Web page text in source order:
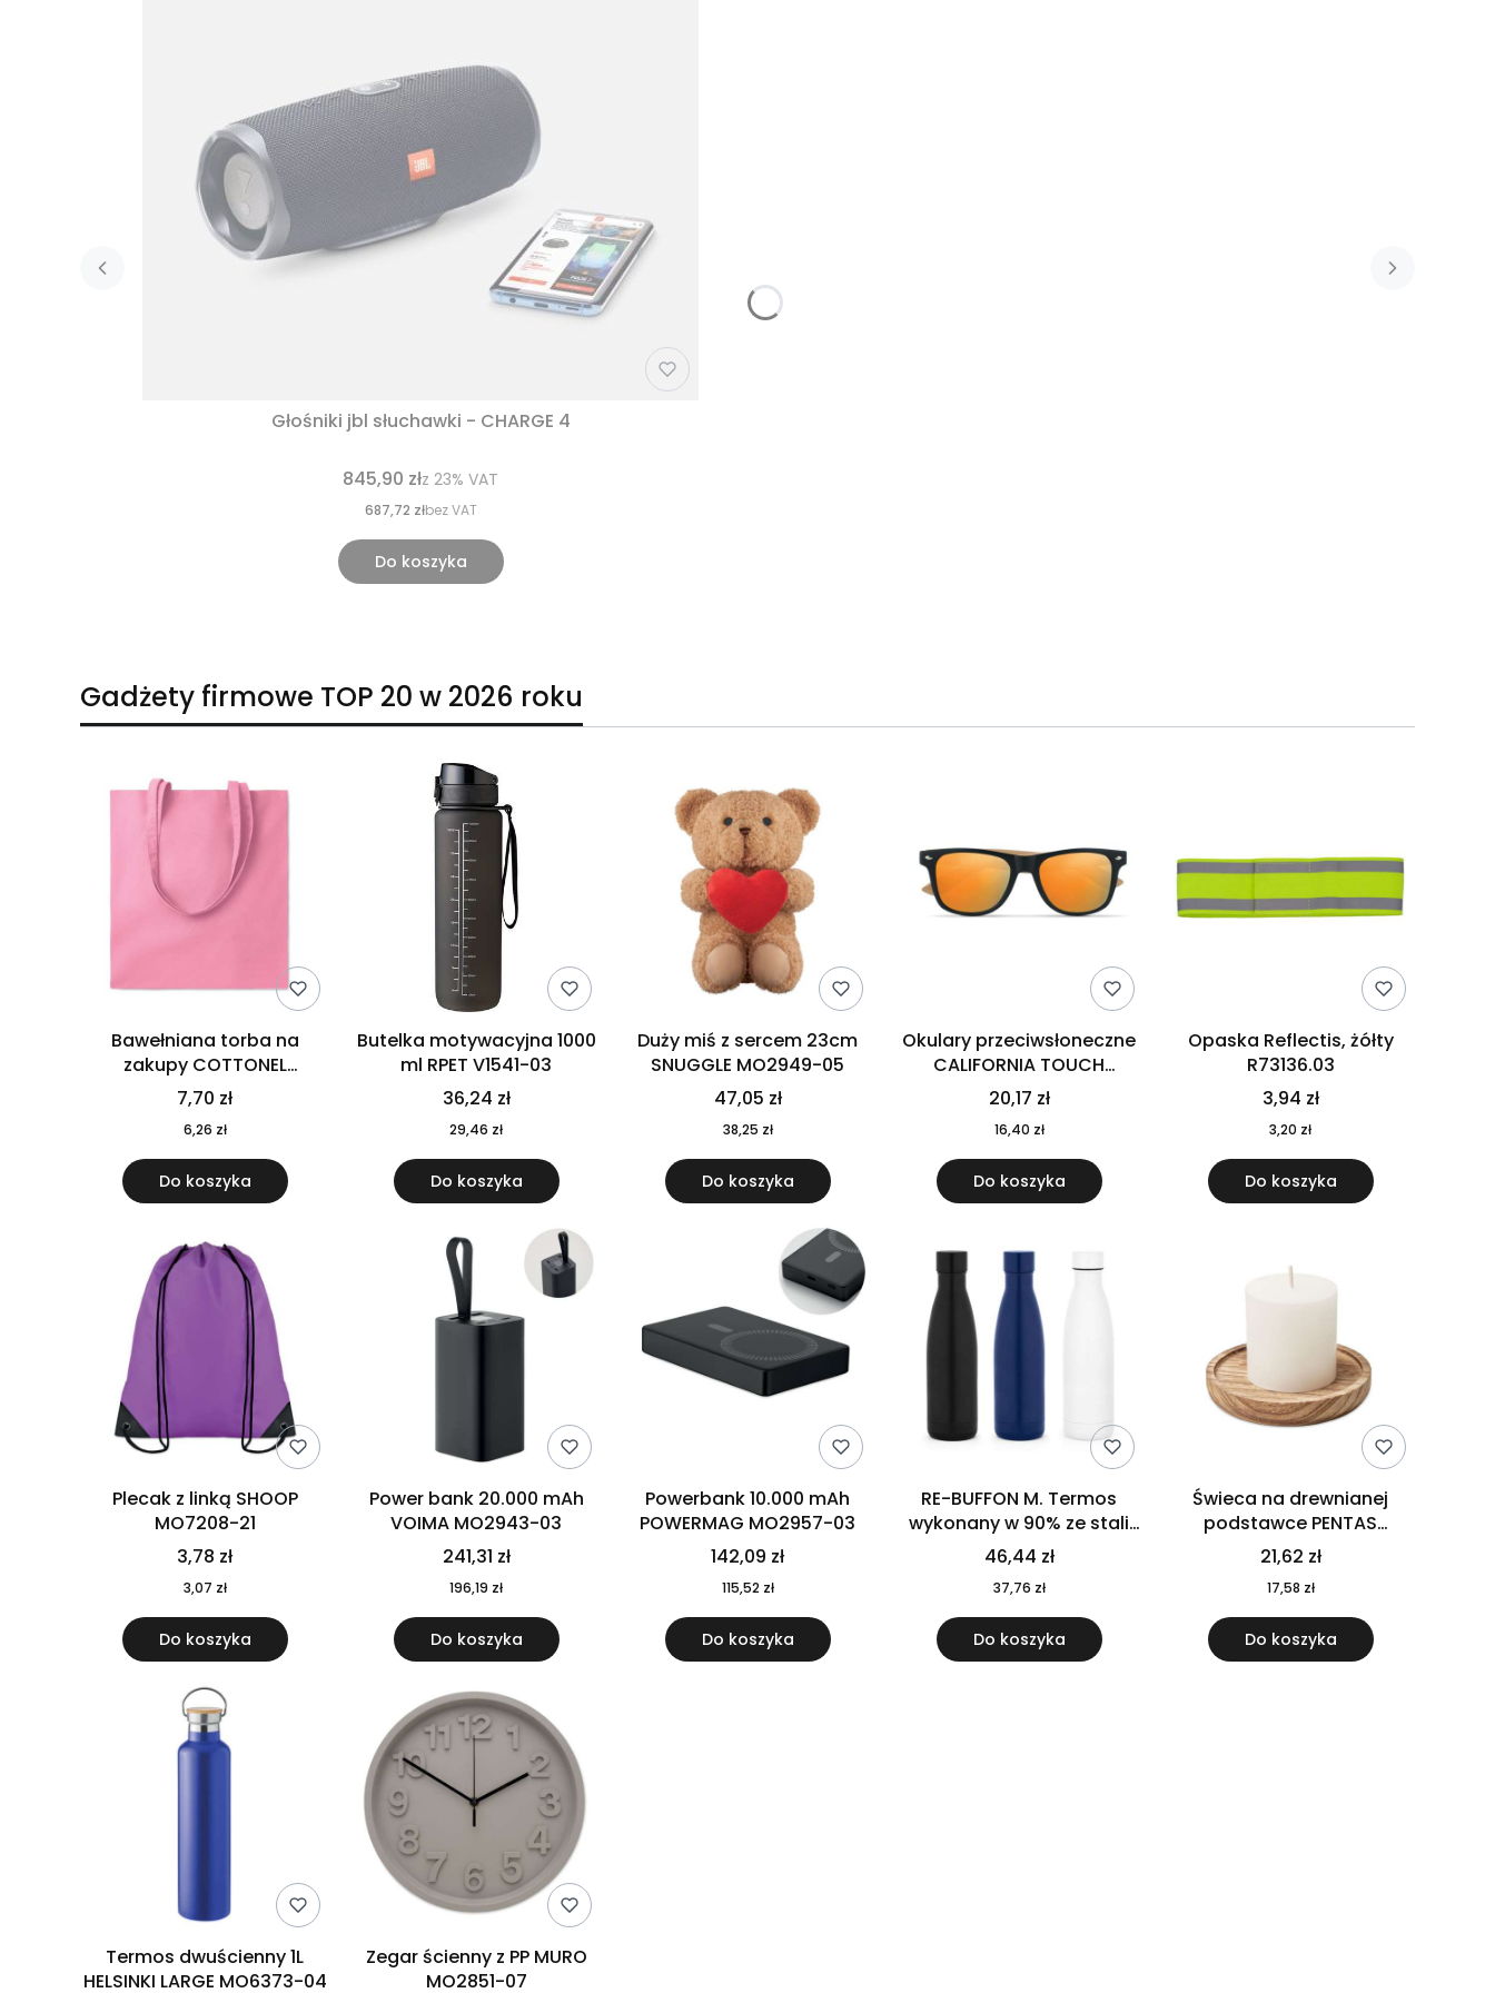
Głośniki jbl słuchawki - CHARGE 4
845,90 złz 23% VAT
687,72 złbez VAT
Do koszyka
Gadżety firmowe TOP 20 w 2026 roku
Bawełniana torba na
zakupy COTTONEL
COLOUR++ MO9846-11
7,70 zł
6,26 zł
Do koszyka
Butelka motywacyjna 1000
ml RPET V1541-03
36,24 zł
29,46 zł
Do koszyka
Duży miś z sercem 23cm
SNUGGLE MO2949-05
47,05 zł
38,25 zł
Do koszyka
Okulary przeciwsłoneczne
CALIFORNIA TOUCH
MO9617-10
20,17 zł
16,40 zł
Do koszyka
Opaska Reflectis, żółty
R73136.03
3,94 zł
3,20 zł
Do koszyka
Plecak z linką SHOOP
MO7208-21
3,78 zł
3,07 zł
Do koszyka
Power bank 20.000 mAh
VOIMA MO2943-03
241,31 zł
196,19 zł
Do koszyka
Powerbank 10.000 mAh
POWERMAG MO2957-03
142,09 zł
115,52 zł
Do koszyka
RE-BUFFON M. Termos
wykonany w 90% ze stali
nierdzewnej pochodzącej z
recyklingu 520 ml 94294
46,44 zł
37,76 zł
Do koszyka
Świeca na drewnianej
podstawce PENTAS
MO6282-40
21,62 zł
17,58 zł
Do koszyka
Termos dwuścienny 1L
HELSINKI LARGE MO6373-04
Zegar ścienny z PP MURO
MO2851-07